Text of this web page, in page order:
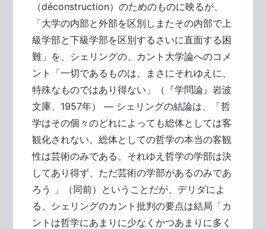
（déconstruction）のためのものに映るが、
「大学の内部と外部を区別しまたその内部で上
級学部と下級学部を区別するさいに直面する困
難」を、シェリングの、カント大学論へのコメ
ント「一切であるものは、まさにそれゆえに、
特殊なものではあり得ない」（『学問論』岩波
文庫、1957年） ― シェリングの結論は、「哲
学はその個々のどれによっても総体としては客
観化されない。総体としての哲学の本当の客観
性は芸術のみである。それゆえ哲学の学部は決
してあり得ず、ただ芸術の学部があるのみであ
ろう 」（同前）ということだが、デリダによ
る、シェリングのカント批判の要点は結局「カ
ントは哲学にあまりに少なくかつあまりに多く